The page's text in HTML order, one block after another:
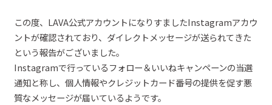
この度、 LAVA公式アカウントになりすましたInstagramアカウ
ントが確認されており、ダイレクトメッセージが送られてきた
という報告がございました。
Instagramで行っているフォロー＆いいねキャンペーンの当選
通知と称し、個人情報やクレジットカード番号の提供を促す悪
質なメッセージが届いているようです。